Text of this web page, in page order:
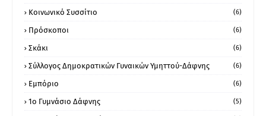
Κοινωνικό Συσσίτιο (6)
Πρόσκοποι (6)
Σκάκι (6)
Σύλλογος Δημοκρατικών Γυναικών Υμηττού-Δάφνης (6)
Εμπόριο (6)
1ο Γυμνάσιο Δάφνης (5)